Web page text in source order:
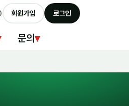
회원가입 로그인
문의▾